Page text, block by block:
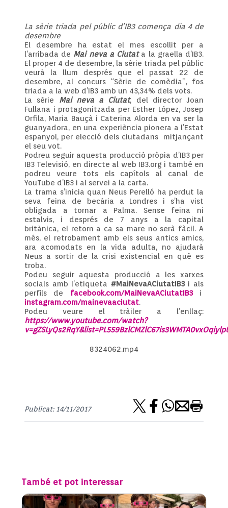
La sèrie triada pel públic d’IB3 comença dia 4 de
desembre
El desembre ha estat el mes escollit per a
l’arribada de Mai neva a Ciutata la graella d’IB3.
El proper 4 de desembre, la sèrie triada pel públic
veurà la llum després que el passat 22 de
desembre, al concurs “Sèrie de comèdia”, fos
triada a la web d’IB3 amb un 43,34% dels vots.
La sèrie Mai neva a Ciutat, del director Joan
Fullana i protagonitzada per Esther López, Josep
Orfila, Maria Bauçà i Caterina Alorda en va ser la
guanyadora, en una experiència pionera a l’Estat
espanyol, per elecció dels ciutadans mitjançant
el seu vot.
Podreu seguir aquesta producció pròpia d’IB3 per
IB3 Televisió, en directe al web IB3.org i també en
podreu veure tots els capítols al canal de
YouTube d’IB3 i al servei a la carta.
La trama s’inicia quan Neus Perelló ha perdut la
seva feina de becària a Londres i s’ha vist
obligada a tornar a Palma. Sense feina ni
estalvis, i després de 7 anys a la capital
britànica, el retorn a ca sa mare no serà fàcil. A
més, el retrobament amb els seus antics amics,
ara acomodats en la vida adulta, no ajudarà
Neus a sortir de la crisi existencial en què es
troba.
Podeu seguir aquesta producció a les xarxes
socials amb l’etiqueta #MaiNevaACiutatIB3 i als
perfils de facebook.com/MaiNevaACiutatIB3i
instagram.com/mainevaaciutat.
Podeu veure el tràiler a l’enllaç:
https://www.youtube.com/watch?
8324062.mp4
Publicat: 14/11/2017
També et pot interessar